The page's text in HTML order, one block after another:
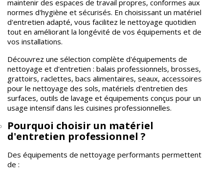
maintenir des espaces de travail propres, conformes aux
normes d'hygiène et sécurisés. En choisissant un matériel
d'entretien adapté, vous facilitez le nettoyage quotidien
tout en améliorant la longévité de vos équipements et de
vos installations.
Découvrez une sélection complète d'équipements de
nettoyage et d'entretien : balais professionnels, brosses,
grattoirs, raclettes, bacs alimentaires, seaux, accessoires
pour le nettoyage des sols, matériels d'entretien des
surfaces, outils de lavage et équipements conçus pour un
usage intensif dans les cuisines professionnelles.
Pourquoi choisir un matériel
d'entretien professionnel ?
Des équipements de nettoyage performants permettent
de :